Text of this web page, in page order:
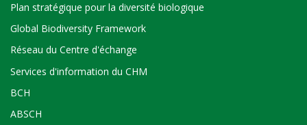
Plan stratégique pour la diversité biologique
Global Biodiversity Framework
Réseau du Centre d'échange
Services d'information du CHM
BCH
ABSCH